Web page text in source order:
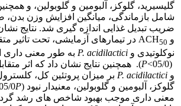
گلیسیرید، گلوکز، آلبومین و گلوبولین، و
شامل بازماندگی، میانگین افزایش وزن
ضریب تبدیل غذایی اندازه گیری شد. نتایج
و ACH 50
در تیمارهای آزمایشی، تحت تاثیر
نوکلوتیدی و P. acidilactici به طور معنی داری
(05/0>
P). همچنین نتایج نشان داد که اثر
و P. acidilactici بر میزان پروتئین کل،
گلوکز، آلبومین و گلوبولین، معنی­دار نبود (05/0P
معنی­ داری موجب بهبود شاخص ­های رشد